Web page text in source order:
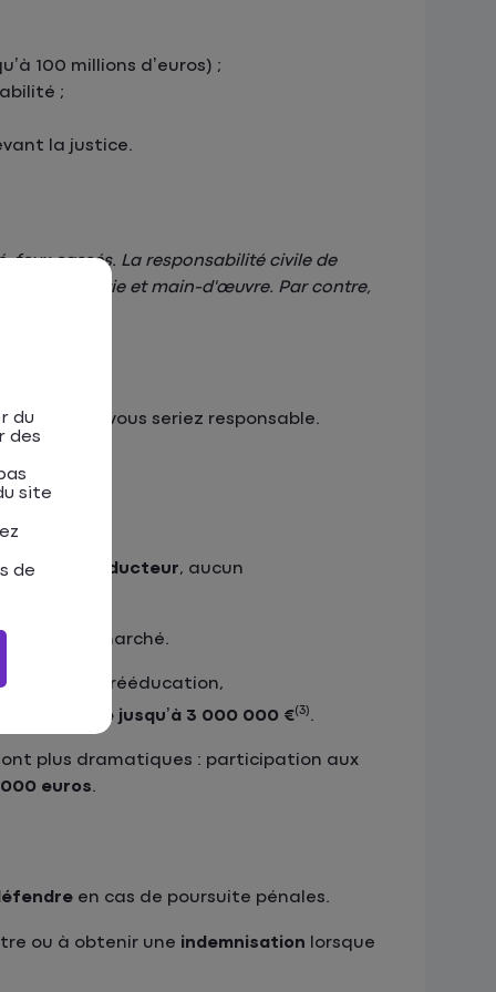
100 millions d’euros) ;
;
la justice.
feux cassés. La responsabilité civile de
de carrosserie et main-d'œuvre. Par contre,
dont vous seriez responsable.
du conducteur, aucun
offres du marché.
de rééducation,
atteindre jusqu’à 3 000 000 €(3).
plus dramatiques : participation aux
euros.
en cas de poursuite pénales.
ou à obtenir une indemnisation lorsque
du
des
site
de